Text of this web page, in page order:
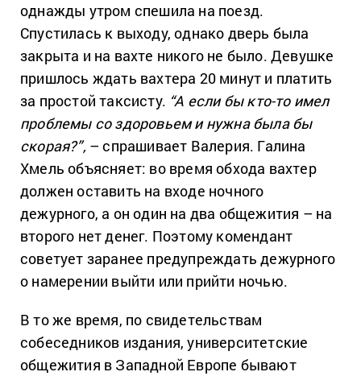
однажды утром спешила на поезд.
Спустилась к выходу, однако дверь была
закрыта и на вахте никого не было. Девушке
пришлось ждать вахтера 20 минут и платить
за простой таксисту. “А если бы кто-то имел
проблемы со здоровьем и нужна была бы
скорая?”,– спрашивает Валерия. Галина
Хмель объясняет: во время обхода вахтер
должен оставить на входе ночного
дежурного, а он один на два общежития – на
второго нет денег. Поэтому комендант
советует заранее предупреждать дежурного
о намерении выйти или прийти ночью.
В то же время, по свидетельствам
собеседников издания, университетские
общежития в Западной Европе бывают